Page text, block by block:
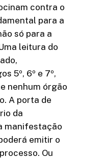
contra o
para a
só para a
leitura do
5º, 6º e 7º,
nenhum órgão
A porta de
da
manifestação
emitir o
Ou